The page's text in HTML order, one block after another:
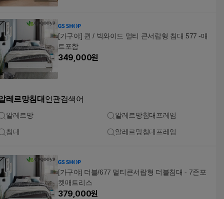
[가구야] 퀸 / 빅와이드 멀티 큰서랍형 침대 577 -매
트포함
349,000원
레르망침대 연관검색어
알레르망 알레르망침대프레임
침대 알레르망침대프레임
[가구야] 더블/677 멀티큰서랍형 더블침대 - 7존포
켓매트리스
379,000원